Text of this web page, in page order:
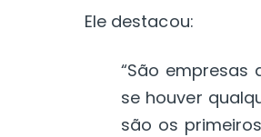
Ele destacou:
“São empresas
se houver
são os